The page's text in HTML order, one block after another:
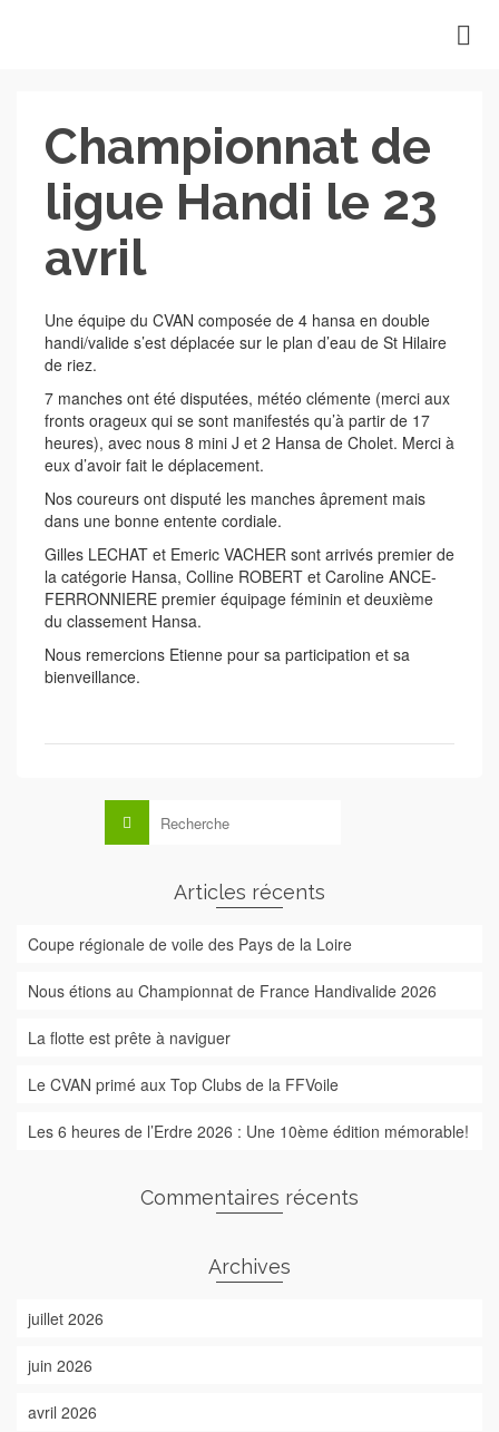
Championnat de
ligue Handi le 23
avril
Une équipe du CVAN composée de 4 hansa en double
handi/valide s’est déplacée sur le plan d’eau de St Hilaire
de riez.
7 manches ont été disputées, météo clémente (merci aux
fronts orageux qui se sont manifestés qu’à partir de 17
heures), avec nous 8 mini J et 2 Hansa de Cholet. Merci à
eux d’avoir fait le déplacement.
Nos coureurs ont disputé les manches âprement mais
dans une bonne entente cordiale.
Gilles LECHAT et Emeric VACHER sont arrivés premier de
la catégorie Hansa, Colline ROBERT et Caroline ANCE-
FERRONNIERE premier équipage féminin et deuxième
du classement Hansa.
Nous remercions Etienne pour sa participation et sa
bienveillance.
Articles récents
Coupe régionale de voile des Pays de la Loire
Nous étions au Championnat de France Handivalide 2026
La flotte est prête à naviguer
Le CVAN primé aux Top Clubs de la FFVoile
Les 6 heures de l’Erdre 2026 : Une 10ème édition mémorable!
Commentaires récents
Archives
juillet 2026
juin 2026
avril 2026